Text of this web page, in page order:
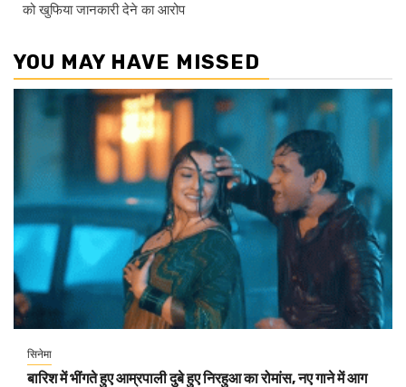
को खुफिया जानकारी देने का आरोप
YOU MAY HAVE MISSED
सिनेमा
बारिश में भींगते हुए आम्रपाली दुबे हुए निरहुआ का रोमांस, नए गाने में आग